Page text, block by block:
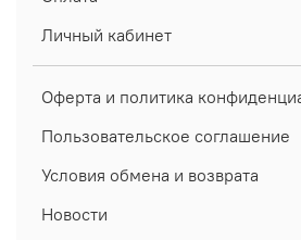
Личный кабинет
Оферта и политика
Пользовательское соглашение
Условия обмена и возврата
Новости